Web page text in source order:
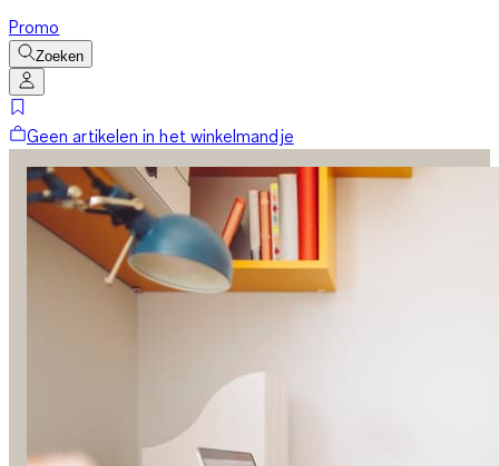
Promo
Zoeken
Geen artikelen in het winkelmandje